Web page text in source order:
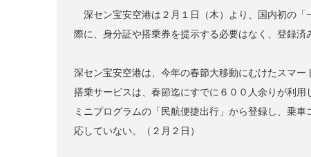
深セン宝安空港は２月１日（木）より、国内初の
際に、身分証や搭乗券を提示する必要はなく、登録
深セン宝安空港は、今年の春節大移動にむけたスマ
搭乗サービスは、春節迄にすでに６００人余りが利
ミニプログラムの「民航便捷出行」から登録し、乗
応していない。（２月２日）